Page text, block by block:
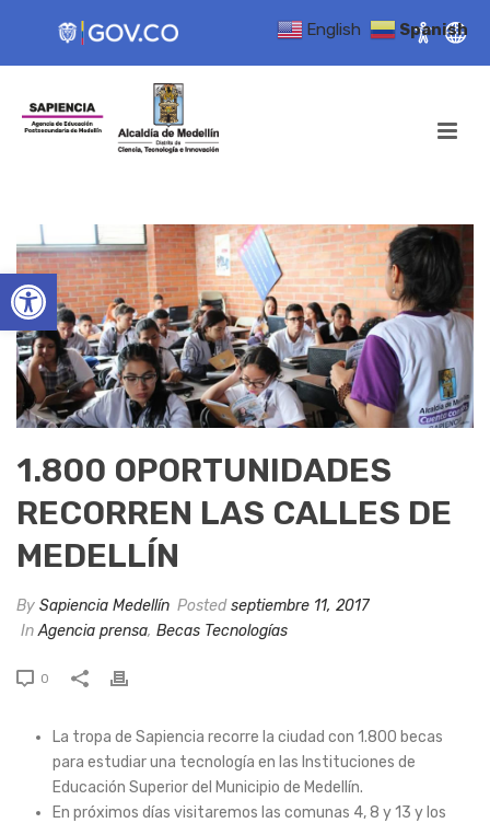
Open toolbar
1.800 OPORTUNIDADES
RECORREN LAS CALLES DE
MEDELLÍN
By Sapiencia Medellín Postedseptiembre 11, 2017
InAgencia prensa, Becas Tecnologías
0
La tropa de Sapiencia recorre la ciudad con 1.800 becas
para estudiar una tecnología en las Instituciones de
Educación Superior del Municipio de Medellín.
En próximos días visitaremos las comunas 4, 8 y 13 y los
English Spanish